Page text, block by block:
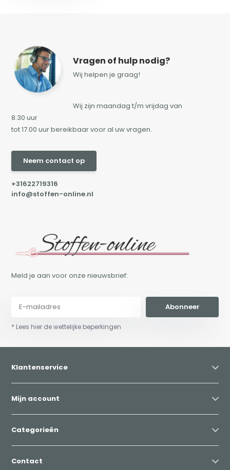
Vragen of hulp nodig?
Wij helpen je graag!
Wij zijn maandag t/m vrijdag van
8.30 uur
tot 17.00 uur bereikbaar voor al uw vragen.
Neem contact op
+31622719316
info@stoffen-online.nl
Meld je aan voor onze nieuwsbrief:
Abonneer
* Lees hier de wettelijke beperkingen
Klantenservice
Mijn account
Categorieën
Contact